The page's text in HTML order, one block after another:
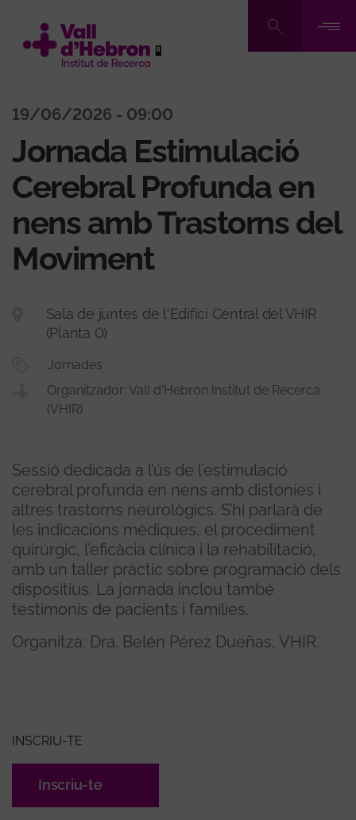
contingut
19/06/2026 - 09:00
Jornada Estimulació
Cerebral Profunda en
nens amb Trastorns del
Moviment
Sala de juntes de l'Edifici Central del VHIR
(Planta 0)
Jornades
Organitzador: Vall d'Hebron Institut de Recerca
(VHIR)
Sessió dedicada a l’ús de l’estimulació
cerebral profunda en nens amb distonies i
altres trastorns neurològics. S’hi parlarà de
les indicacions mèdiques, el procediment
quirúrgic, l’eficàcia clínica i la rehabilitació,
amb un taller pràctic sobre programació dels
dispositius. La jornada inclou també
testimonis de pacients i famílies.
Organitza: Dra. Belén Pérez Dueñas, VHIR.
INSCRIU-TE
Inscriu-te